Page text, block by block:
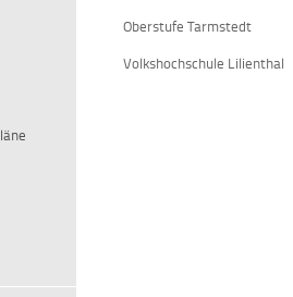
Oberstufe Tarmstedt
Volkshochschule Lilienthal